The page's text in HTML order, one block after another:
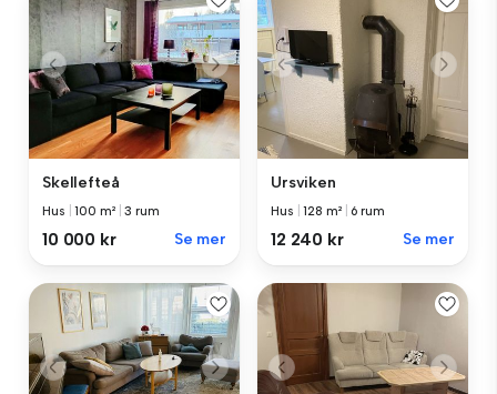
Skellefteå
Hus |100 m² |3 rum
10 000 kr Se mer
Ursviken
Hus |128 m² 6 rum
12 240 kr Se mer